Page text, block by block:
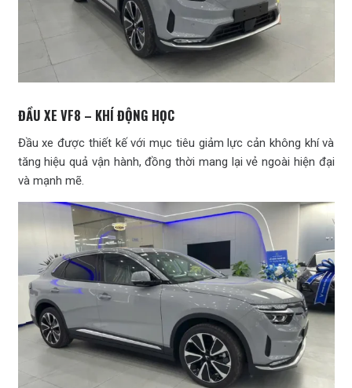
ĐẦU XE VF8 – KHÍ ĐỘNG HỌC
Đầu xe được thiết kế với mục tiêu giảm lực cản không khí và
tăng hiệu quả vận hành, đồng thời mang lại vẻ ngoài hiện đại
và mạnh mẽ.